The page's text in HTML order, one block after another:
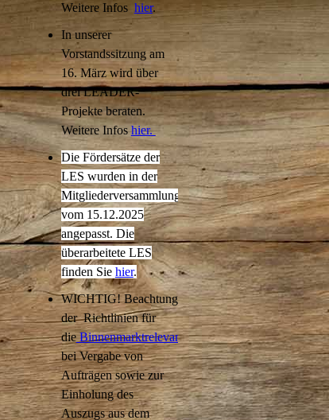
Weitere Infoshier.
In unserer
Vorstandssitzung am
16. März wird über
drei LEADER-
Projekte beraten.
Weitere Infos hier.
Die Fördersätze der
LES wurden in der
Mitgliederversammlung
vom 15.12.2025
angepasst. Die
überarbeitete LES
finden Sie hier.
WICHTIG! Beachtung
der Richtlinien für
dieBinnenmarktrelevanz
bei Vergabe von
Aufträgen sowie zur
Einholung des
Auszugs aus dem